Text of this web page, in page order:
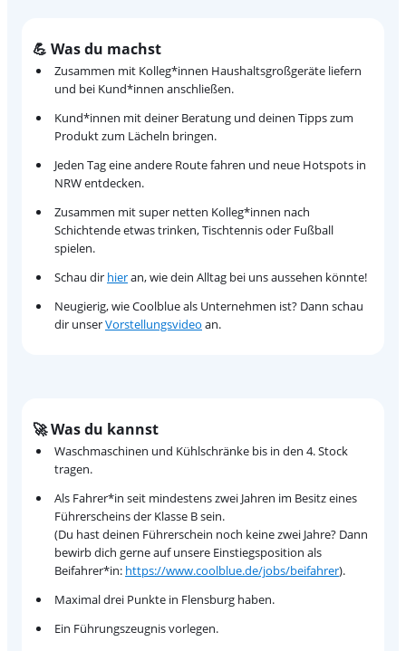
💪 Was du machst
Zusammen mit Kolleg*innen Haushaltsgroßgeräte liefern
und bei Kund*innen anschließen.
Kund*innen mit deiner Beratung und deinen Tipps zum
Produkt zum Lächeln bringen.
Jeden Tag eine andere Route fahren und neue Hotspots in
NRW entdecken.
Zusammen mit super netten Kolleg*innen nach
Schichtende etwas trinken, Tischtennis oder Fußball
spielen.
Schau dir hieran, wie dein Alltag bei uns aussehen könnte!
Neugierig, wie Coolblue als Unternehmen ist? Dann schau
dir unserVorstellungsvideo an.
🚀 Was du kannst
Waschmaschinen und Kühlschränke bis in den 4. Stock
tragen.
Als Fahrer*in seit mindestens zwei Jahren im Besitz eines
Führerscheins der Klasse B sein.
(Du hast deinen Führerschein noch keine zwei Jahre? Dann
bewirb dich gerne auf unsere Einstiegsposition als
Beifahrer*in: https://www.coolblue.de/jobs/beifahrer).
Maximal drei Punkte in Flensburg haben.
Ein Führungszeugnis vorlegen.